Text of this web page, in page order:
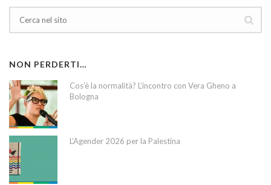
NON PERDERTI…
Cos’è la normalità? L’incontro con Vera Gheno a
Bologna
L’Agender 2026 per la Palestina